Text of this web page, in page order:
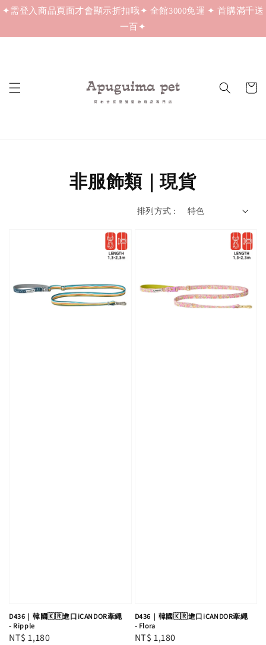
✦需登入商品頁面才會顯示折扣哦✦ 全館3000免運 ✦ 首購滿千送
一百✦
非服飾類｜現貨
排列方式 :
D436｜韓國🇰🇷進口iCANDOR牽繩
- Ripple
Regular
NT$ 1,180
D436｜韓國🇰🇷進口iCANDOR牽繩
- Flora
Regular
NT$ 1,180